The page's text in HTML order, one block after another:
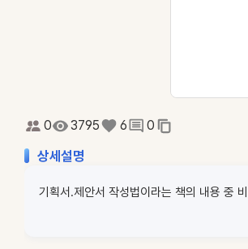
0 3795 6 0
상세설명
기획서.제안서 작성법이라는 책의 내용 중